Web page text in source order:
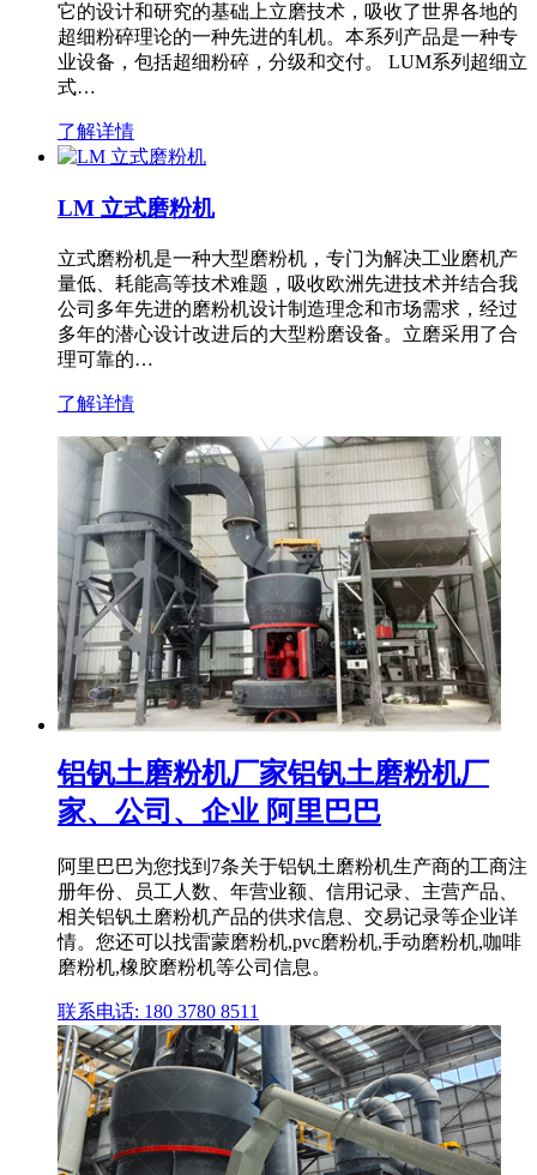
它的设计和研究的基础上立磨技术，吸收了世界各地的
超细粉碎理论的一种先进的轧机。本系列产品是一种专
业设备，包括超细粉碎，分级和交付。 LUM系列超细立
式…
了解详情
LM 立式磨粉机
立式磨粉机是一种大型磨粉机，专门为解决工业磨机产
量低、耗能高等技术难题，吸收欧洲先进技术并结合我
公司多年先进的磨粉机设计制造理念和市场需求，经过
多年的潜心设计改进后的大型粉磨设备。立磨采用了合
理可靠的…
了解详情
铝钒土磨粉机厂家铝钒土磨粉机厂
家、公司、企业 阿里巴巴
阿里巴巴为您找到7条关于铝钒土磨粉机生产商的工商注
册年份、员工人数、年营业额、信用记录、主营产品、
相关铝钒土磨粉机产品的供求信息、交易记录等企业详
情。您还可以找雷蒙磨粉机,pvc磨粉机,手动磨粉机,咖啡
磨粉机,橡胶磨粉机等公司信息。
联系电话: 180 3780 8511